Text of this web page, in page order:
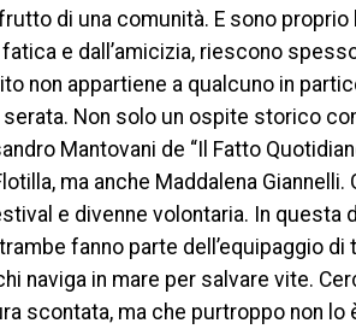
di una comunità. E sono
fatica e dall’amicizia, riescono
non appartiene a qualcuno in
Non solo un ospite storico
Mantovani de “Il Fatto
ma anche Maddalena
e divenne volontaria. In questa
fanno parte dell’equipaggio
naviga in mare per salvare vite.
scontata, ma che purtroppo non